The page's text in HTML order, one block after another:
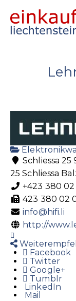
Schliessa
25 Schliessa
+423 380 02
423 380 02
info@hifi.li
http://
Facebook
Twitter
Google+
Tumblr
LinkedIn
Mail